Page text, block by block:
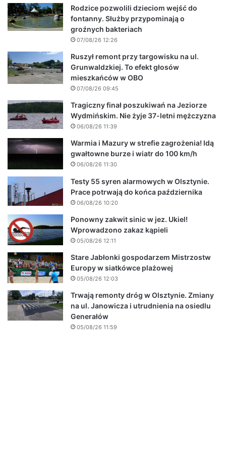
Rodzice pozwolili dzieciom wejść do
fontanny. Służby przypominają o
groźnych bakteriach
07/08/26 12:26
Ruszył remont przy targowisku na ul.
Grunwaldzkiej. To efekt głosów
mieszkańców w OBO
07/08/26 09:45
Tragiczny finał poszukiwań na Jeziorze
Wydmińskim. Nie żyje 37-letni mężczyzna
06/08/26 11:39
Warmia i Mazury w strefie zagrożenia! Idą
gwałtowne burze i wiatr do 100 km/h
06/08/26 11:30
Testy 55 syren alarmowych w Olsztynie.
Prace potrwają do końca października
06/08/26 10:20
Ponowny zakwit sinic w jez. Ukiel!
Wprowadzono zakaz kąpieli
05/08/26 12:11
Stare Jabłonki gospodarzem Mistrzostw
Europy w siatkówce plażowej
05/08/26 12:03
Trwają remonty dróg w Olsztynie. Zmiany
na ul. Janowicza i utrudnienia na osiedlu
Generałów
05/08/26 11:59